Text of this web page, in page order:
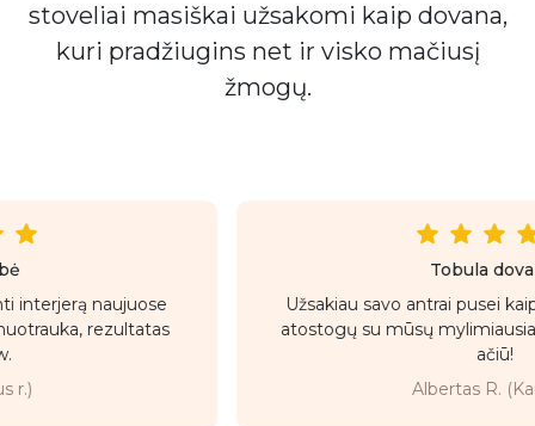
stoveliai masiškai užsakomi kaip dovana,
kuri pradžiugins net ir visko mačiusį
žmogų.
Užsakiau savo antrai pusei kaip atsiminimą iš mūsų
atostogų su mūsų mylimiausia daina. Liko sužavėta,